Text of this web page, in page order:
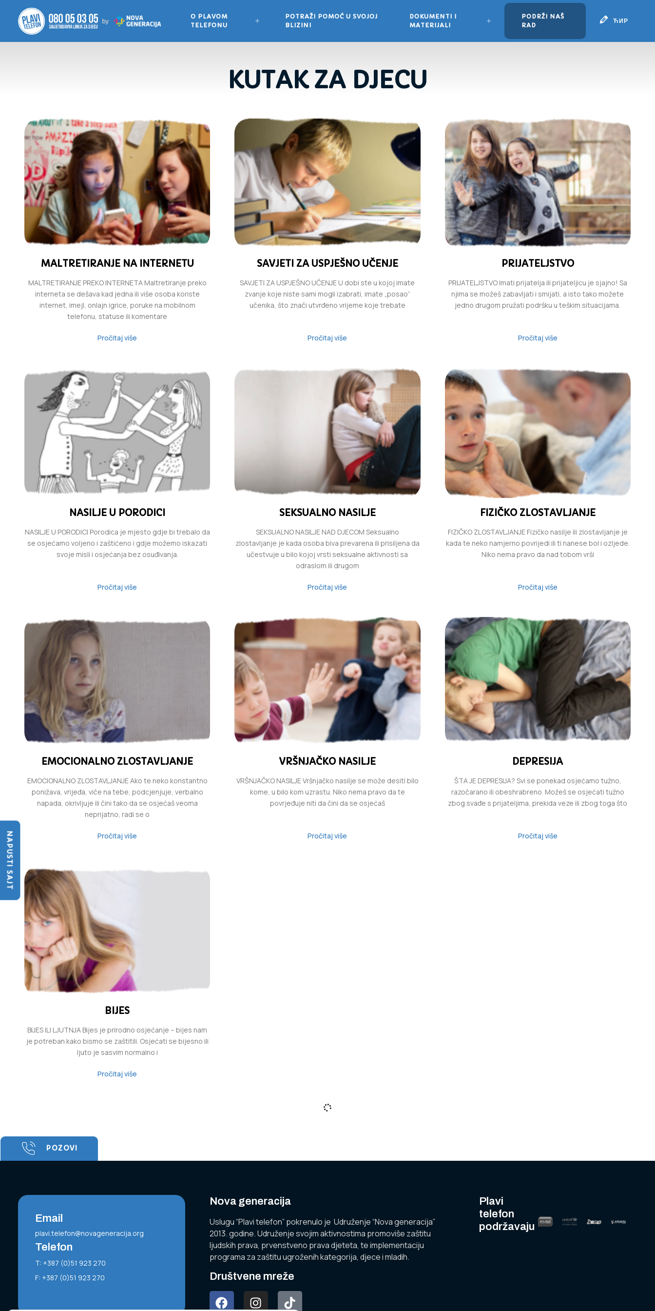
O PLAVOM
TELEFONU
POTRAŽI POMOĆ U SVOJOJ
BLIZINI
DOKUMENTI I
MATERIJALI
PODRŽI NAŠ
RAD
ЋИР
KUTAK ZA DJECU
MALTRETIRANJE NA INTERNETU
MALTRETIRANJE PREKO INTERNETA Maltretiranje preko
interneta se dešava kad jedna ili više osoba koriste
internet, imejl, onlajn igrice, poruke na mobilnom
telefonu, statuse ili komentare
Pročitaj više
SAVJETI ZA USPJEŠNO UČENJE
SAVJETI ZA USPJEŠNO UČENJE U dobi ste u kojoj imate
zvanje koje niste sami mogli izabrati, imate „posao“
učenika, što znači utvrđeno vrijeme koje trebate
Pročitaj više
PRIJATELJSTVO
PRIJATELJSTVO Imati prijatelja ili prijateljicu je sjajno! Sa
njima se možeš zabavljati i smijati, a isto tako možete
jedno drugom pružati podršku u teškim situacijama.
Pročitaj više
NASILJE U PORODICI
NASILJE U PORODICI Porodica je mjesto gdje bi trebalo da
se osjećamo voljeno i zaštićeno i gdje možemo iskazati
svoje misli i osjećanja bez osuđivanja.
Pročitaj više
SEKSUALNO NASILJE
SEKSUALNO NASILJE NAD DJECOM Seksualno
zlostavljanje je kada osoba biva prevarena ili prisiljena da
učestvuje u bilo kojoj vrsti seksualne aktivnosti sa
odraslom ili drugom
Pročitaj više
FIZIČKO ZLOSTAVLJANJE
FIZIČKO ZLOSTAVLJANJE Fizičko nasilje ili zlostavljanje je
kada te neko namjerno povrijedi ili ti nanese bol i ozljede.
Niko nema pravo da nad tobom vrši
Pročitaj više
EMOCIONALNO ZLOSTAVLJANJE
EMOCIONALNO ZLOSTAVLJANJE Ako te neko konstantno
ponižava, vrijeđa, viče na tebe, podcjenjuje, verbalno
napada, okrivljuje ili čini tako da se osjećaš veoma
neprijatno, radi se o
Pročitaj više
VRŠNJAČKO NASILJE
VRŠNJAČKO NASILJE Vršnjačko nasilje se može desiti bilo
kome, u bilo kom uzrastu. Niko nema pravo da te
povrjeđuje niti da čini da se osjećaš
Pročitaj više
DEPRESIJA
ŠTA JE DEPRESIJA? Svi se ponekad osjećamo tužno,
razočarano ili obeshrabreno. Možeš se osjećati tužno
zbog svađe s prijateljima, prekida veze ili zbog toga što
Pročitaj više
BIJES
BIJES ILI LJUTNJA Bijes je prirodno osjećanje – bijes nam
je potreban kako bismo se zaštitili. Osjećati se bijesno ili
ljuto je sasvim normalno i
Pročitaj više
POZOVI
Email
plavi.telefon@novageneracija.org
Telefon
T: +387 (0)51 923 270
F: +387 (0)51 923 270
Nova generacija
Uslugu “Plavi telefon” pokrenulo je Udruženje “Nova generacija”
2013. godine. Udruženje svojim aktivnostima promoviše zaštitu
ljudskih prava, prvenstveno prava djeteta, te implementaciju
programa za zaštitu ugroženih kategorija, djece i mladih.
Društvene mreže
Plavi
telefon
podržavaju
NAPUSTI SAJT